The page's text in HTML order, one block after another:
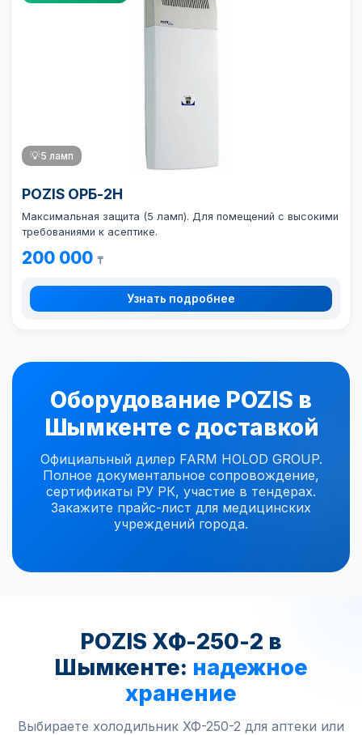
💡5 ламп
POZIS ОРБ-2Н
Максимальная защита (5 ламп). Для помещений с высокими
требованиями к асептике.
200 000 ₸
Узнать подробнее
Оборудование POZIS в
Шымкенте с доставкой
Официальный дилер FARM HOLOD GROUP.
Полное документальное сопровождение,
сертификаты РУ РК, участие в тендерах.
Закажите прайс-лист для медицинских
учреждений города.
POZIS ХФ-250-2 в
Шымкенте: надежное
хранение
Выбираете холодильник ХФ-250-2 для аптеки или